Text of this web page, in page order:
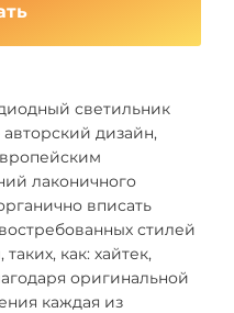
светильник
авторский дизайн,
лаконичного
вписать
стилей
как: хайтек,
оригинальной
каждая из